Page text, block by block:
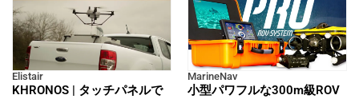
Elistair
KHRONOS | タッチパネルで
MarineNav
小型パワフルな300m級ROV